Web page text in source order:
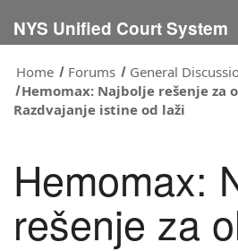
NYS Unified Court System
Home
Forums
General
Hemomax: Najbolje rešenje za
Razdvajanje istine od laži
Hemomax:
rešenje za